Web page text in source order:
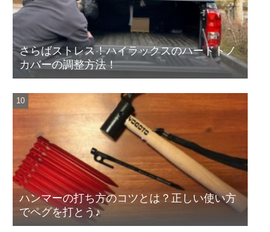
さらばストレス！ハイラックスのハードトノ
カバーの調整方法！
ハンマーの打ち方のコツとは？正しい使い方
でペグを打とう♪